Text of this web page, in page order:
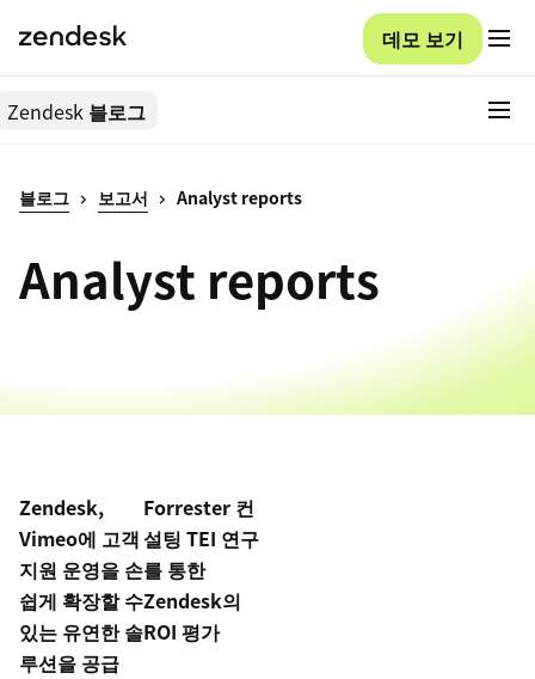
데모 보기
Zendesk 블로그
블로그 보고서 Analyst reports
Analyst reports
Zendesk,
Vimeo에 고객
지원 운영을 손
쉽게 확장할 수
있는 유연한 솔
루션을 공급
Forrester 컨
설팅 TEI 연구
를 통한
Zendesk의
ROI 평가